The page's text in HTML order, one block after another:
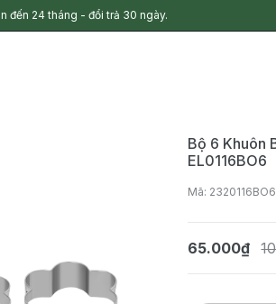
đến 24 tháng - đổi trả 30 ngày.
Bộ 6 Khuôn
EL0116BO6
Mã: 2320116BO6
65.000₫